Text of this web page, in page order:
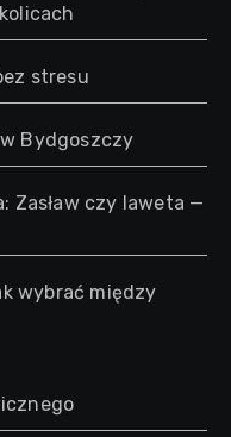
stresu
Bydgoszczy
Zasław czy laweta —
wybrać między